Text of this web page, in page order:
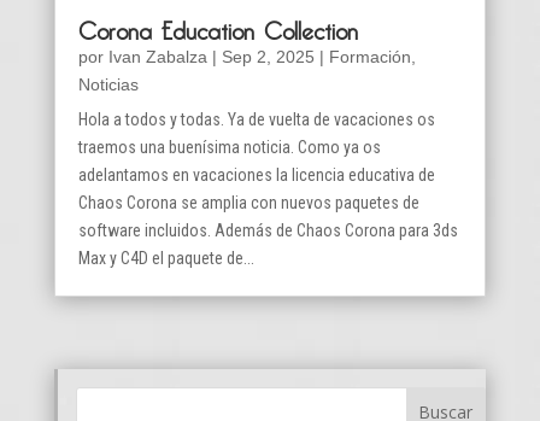
Corona Education Collection
por Ivan Zabalza | Sep 2, 2025 | Formación
Noticias
Hola a todos y todas. Ya de vuelta de vacaciones os
traemos una buenísima noticia. Como ya os
adelantamos en vacaciones la licencia educativa de
Chaos Corona se amplia con nuevos paquetes de
software incluidos. Además de Chaos Corona para 3ds
Max y C4D el paquete de...